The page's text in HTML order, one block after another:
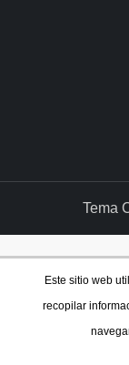
Tema
Este sitio web
recopilar